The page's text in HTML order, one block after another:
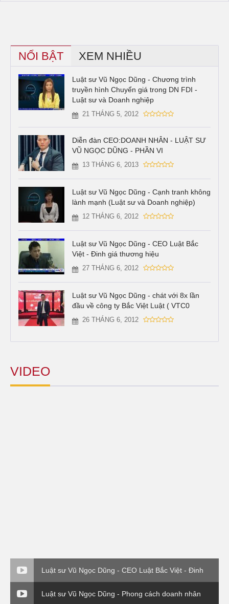
NỔI BẬT XEM NHIỀU
Luật sư Vũ Ngọc Dũng - Chương trình
truyền hình Chuyển giá trong DN FDI -
Luật sư và Doanh nghiệp
21 THÁNG 5, 2012
Diễn đàn CEO:DOANH NHÂN - LUẬT SƯ
VŨ NGỌC DŨNG - PHẦN VI
13 THÁNG 6, 2013
Luật sư Vũ Ngọc Dũng - Cạnh tranh không
lành mạnh (Luật sư và Doanh nghiệp)
12 THÁNG 6, 2012
Luật sư Vũ Ngọc Dũng - CEO Luật Bắc
Việt - Đinh giá thương hiệu
27 THÁNG 6, 2012
Luật sư Vũ Ngọc Dũng - chát với 8x lần
đầu về công ty Bắc Việt Luật ( VTC0
26 THÁNG 6, 2012
VIDEO
Luật sư Vũ Ngọc Dũng - CEO Luật Bắc Việt - Đinh
giá thương hiệu
Luật sư Vũ Ngọc Dũng - Phong cách doanh nhân